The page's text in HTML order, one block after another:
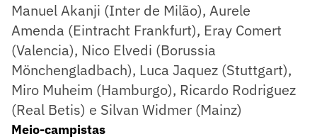
Manuel Akanji (Inter de Milão), Aurele
Amenda (Eintracht Frankfurt), Eray Comert
(Valencia), Nico Elvedi (Borussia
Mönchengladbach), Luca Jaquez (Stuttgart),
Miro Muheim (Hamburgo), Ricardo Rodriguez
(Real Betis) e Silvan Widmer (Mainz)
Meio-campistas